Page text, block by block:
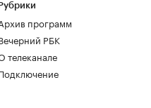
программ
РБК
телеканале